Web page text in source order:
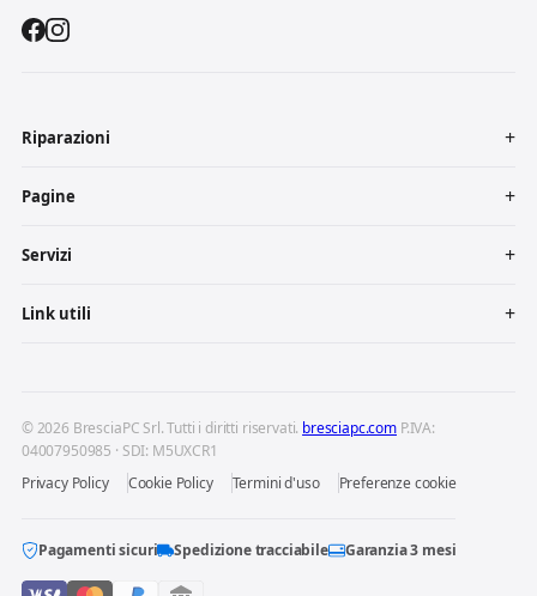
Riparazioni
Pagine
Servizi
Link utili
© 2026 BresciaPC Srl. Tutti i diritti riservati. bresciapc.com P.IVA:
04007950985 · SDI: M5UXCR1
Privacy Policy
Cookie Policy Termini d'uso Preferenze cookie
Pagamenti sicuri Spedizione tracciabile Garanzia 3 mesi